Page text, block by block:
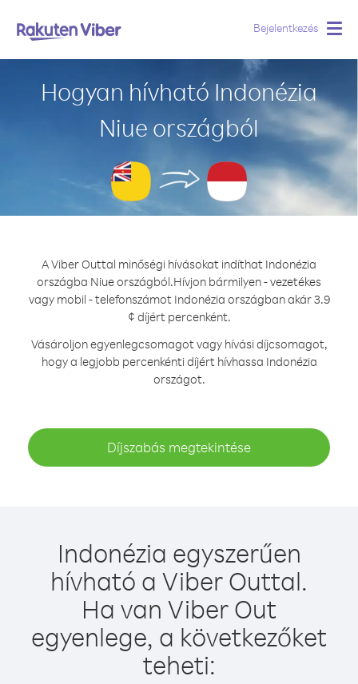
Bejelentkezés
Hogyan hívható Indonézia
Niue országból
A Viber Outtal minőségi hívásokat indíthat Indonézia
országba Niue országból.Hívjon bármilyen - vezetékes
vagy mobil - telefonszámot Indonézia országban akár 3.9
¢ díjért percenként.
Vásároljon egyenlegcsomagot vagy hívási díjcsomagot,
hogy a legjobb percenkénti díjért hívhassa Indonézia
országot.
Díjszabás megtekintése
Indonézia egyszerűen
hívható a Viber Outtal.
Ha van Viber Out
egyenlege, a következőket
teheti: